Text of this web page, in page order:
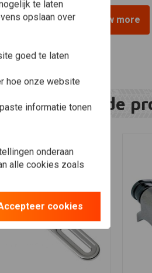
View more
Gerelateerde
te laten
opslaan over
goed te laten
hoe onze website
informatie tonen
onderaan
alle cookies zoals
cookies